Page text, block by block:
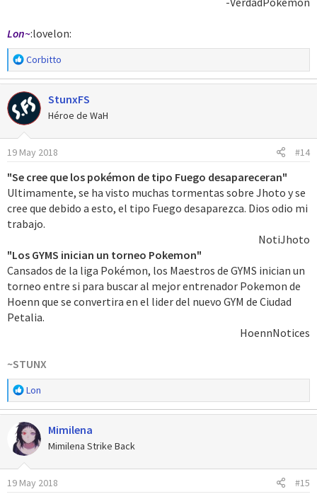
Lon~:lovelon:
R
e
a
c
c
i
o
n
s
:
Corbitto
StunxFS
Héroe de WaH
19 May 2018 #14
"Se cree que los pokémon de tipo Fuego desapareceran"
Ultimamente, se ha visto muchas tormentas sobre Jhoto y se
cree que debido a esto, el tipo Fuego desaparezca. Dios odio mi
trabajo.
NotiJhoto​
"Los GYMS inician un torneo Pokemon"
Cansados de la liga Pokémon, los Maestros de GYMS inician un
torneo entre si para buscar al mejor entrenador Pokemon de
Hoenn que se convertira en el lider del nuevo GYM de Ciudad
Petalia.
HoennNotices​
~STUNX
R
e
a
c
c
i
o
n
Lon
Mimilena
Mimilena Strike Back
19 May 2018 #15